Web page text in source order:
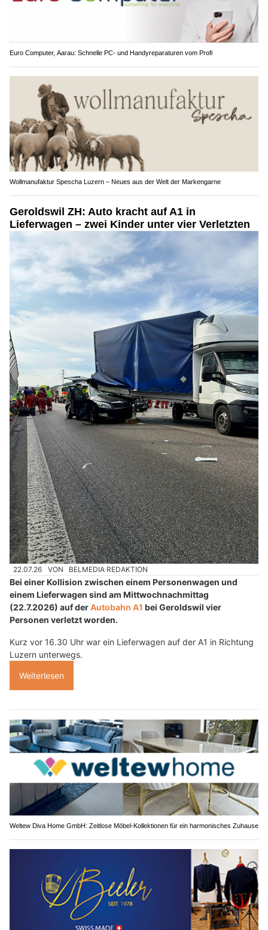
Euro Computer, Aarau: Schnelle PC- und Handyreparaturen vom Profi
Wollmanufaktur Spescha Luzern – Neues aus der Welt der Markengarne
Geroldswil ZH: Auto kracht auf A1 in
Lieferwagen – zwei Kinder unter vier Verletzten
22.07.26 VON BELMEDIA REDAKTION
Bei einer Kollision zwischen einem Personenwagen und
einem Lieferwagen sind am Mittwochnachmittag
(22.7.2026) auf derAutobahn A1 bei Geroldswil vier
Personen verletzt worden.
Kurz vor 16.30 Uhr war ein Lieferwagen auf der A1 in Richtung
Luzern unterwegs.
Weiterlesen
Weltew Diva Home GmbH: Zeitlose Möbel-Kollektionen für ein harmonisches Zuhause